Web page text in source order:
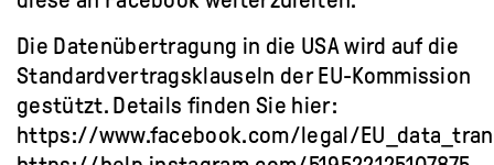
Die Datenübertragung in die USA wird auf die
Standardvertragsklauseln der EU-Kommission
gestützt. Details finden Sie hier:
https://www.facebook.com/legal/